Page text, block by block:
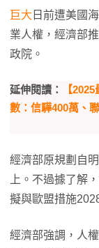
巨大 日前遭美國
業人權，經濟部
政院。
延伸閱讀：
【
數：信驊400萬、
經濟部原規劃自
上。不過據了解
擬與歐盟措施
經濟部強調，人